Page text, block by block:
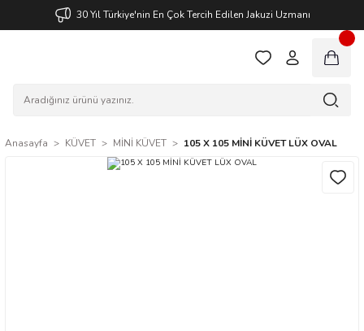
30 Yıl Türkiye'nin En Çok Tercih Edilen Jakuzi Uzmanı
Anasayfa KÜVET MİNİ KÜVET 105 X 105 MİNİ KÜVET LÜX OVAL